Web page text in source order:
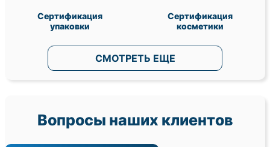
Сертификация
упаковки
Сертификация
косметики
СМОТРЕТЬ ЕЩЕ
Вопросы наших клиентов